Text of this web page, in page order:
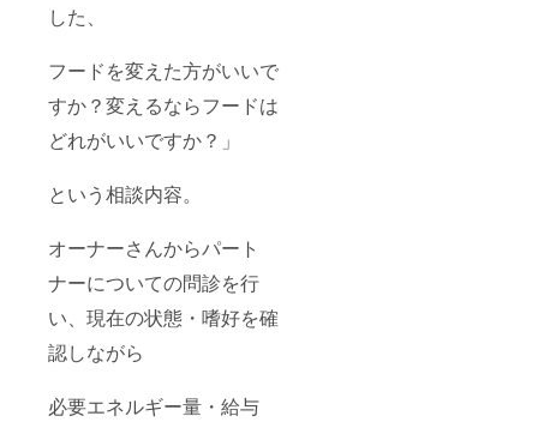
した、
フードを変えた方がいいで
すか？変えるならフードは
どれがいいですか？」
という相談内容。
オーナーさんからパート
ナーについての問診を行
い、現在の状態・嗜好を確
認しながら
必要エネルギー量・給与